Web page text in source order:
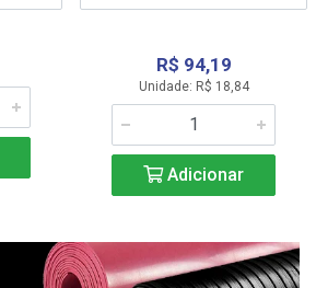
R$ 94,19
Unidade: R$ 18,84
Adicionar